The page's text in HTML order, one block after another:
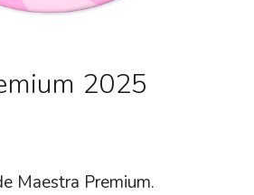
2025
Maestra Premium.